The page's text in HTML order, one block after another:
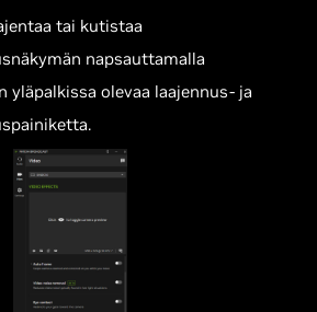
tai kutistaa
napsauttamalla
yläpalkissa olevaa laajennus- ja